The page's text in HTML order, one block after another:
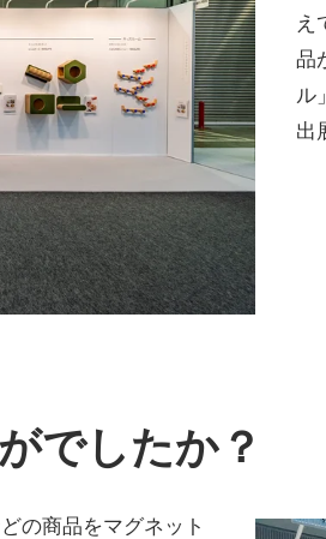
え
品
ル
出
でしたか？
の商品をマグネット